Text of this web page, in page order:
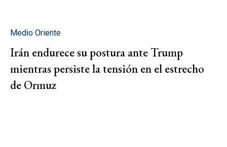
Medio Oriente
Irán endurece su postura ante Trump
mientras persiste la tensión en el estrecho
de Ormuz